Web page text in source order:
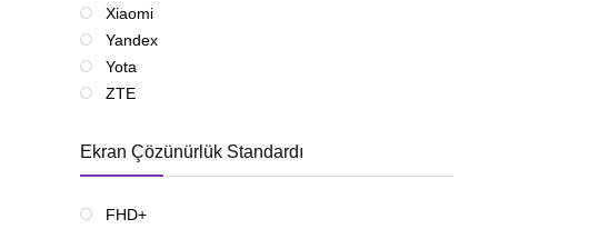
Xiaomi
Yandex
Yota
ZTE
Ekran Çözünürlük Standardı
FHD+